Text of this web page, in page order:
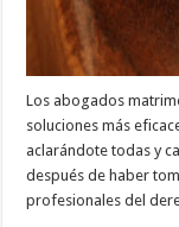
Los abogados
soluciones más
aclarándote todas y
después de haber
profesionales del